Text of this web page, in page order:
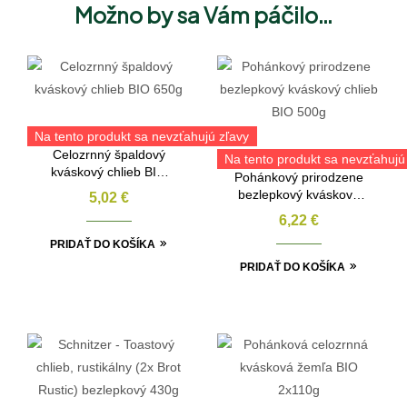
Možno by sa Vám páčilo…
Na tento produkt sa nevzťahujú zľavy
Celozrnný špaldový
kváskový chlieb BIO
650g
5,02 €
PRIDAŤ DO KOŠÍKA
Na tento produkt sa
Pohánkový prirodzene
bezlepkový kváskový
chlieb BIO 500g
6,22 €
PRIDAŤ DO KOŠÍKA